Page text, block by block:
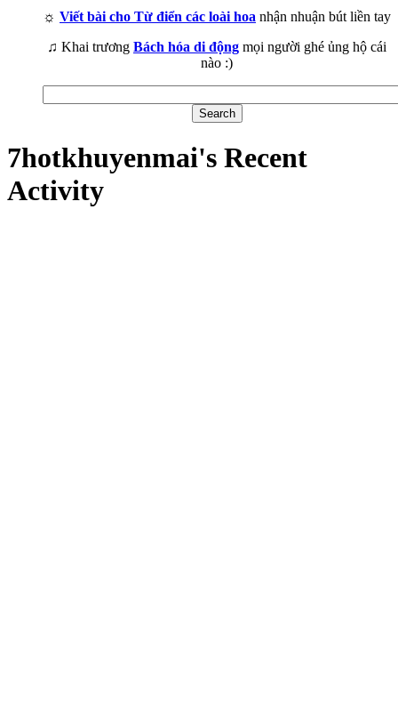
☼ Viết bài cho Từ điển các loài hoa nhận nhuận bút liền tay
♫ Khai trương Bách hóa di động mọi người ghé ủng hộ cái
nào :)
7hotkhuyenmai's Recent
Activity